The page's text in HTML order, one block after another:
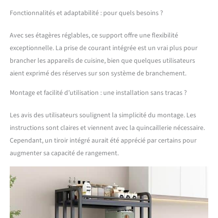
en panneaux de
particules, cette étagère
de boulangerie avec
armoire de rangement
peut supporter jusqu'à
45,4 kg par étagère,
assurant une fiabilité
de rangement de cuisine
encombrante avec design
compact】Mesurant 64
cm (L) x 40 cm (l) x 139,7
cm (H), ce support de
micro-ondes est idéal
offrant un rangement
efficace de la cuisine sans
compromettre la capacité
Assemblage sans effort
Fonctionnalités et adaptabilité : pour quels besoins ?
Avec ses étagères réglables, ce support offre une flexibilité
exceptionnelle. La prise de courant intégrée est un vrai plus pour
brancher les appareils de cuisine, bien que quelques utilisateurs
aient exprimé des réserves sur son système de branchement.
Montage et facilité d’utilisation : une installation sans tracas ?
Les avis des utilisateurs soulignent la simplicité du montage. Les
instructions sont claires et viennent avec la quincaillerie nécessaire.
Cependant, un tiroir intégré aurait été apprécié par certains pour
augmenter sa capacité de rangement.